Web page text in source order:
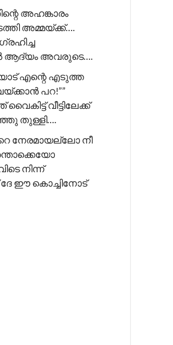
അഹങ്കാരം
അമ്മയ്ക്ക്….
ആദ്യം അവരുടെ….
എന്റെ എടുത്ത
പറ!””
വീട്ടിലേക്ക്
തുള്ളി….
നേരമായല്ലോ നീ
നിന്ന്
ദേ ഈ കൊച്ചിനോട്